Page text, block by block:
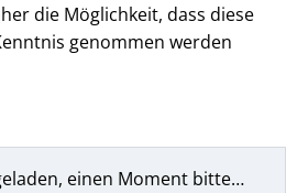
die Möglichkeit, dass diese
genommen werden
einen Moment bitte…